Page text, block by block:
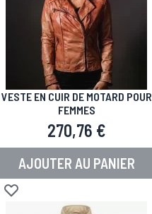
VESTE EN CUIR DE MOTARD POUR
FEMMES
270,76 €
AJOUTER AU PANIER
Ajouter à la liste d'achats